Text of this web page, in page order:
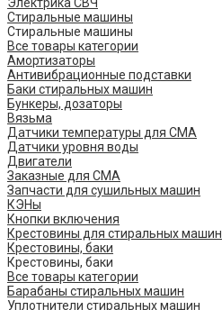
Стиральные машины
Стиральные машины
Все товары категории
Амортизаторы
Антивибрационные подставки
Баки стиральных машин
Бункеры, дозаторы
Вязьма
Датчики температуры для СМА
Датчики уровня воды
Двигатели
Заказные для СМА
Запчасти для сушильных машин
КЭНы
Кнопки включения
Крестовины для стиральных машин
Крестовины, баки
Крестовины, баки
Все товары категории
Барабаны стиральных машин
Уплотнители стиральных машин